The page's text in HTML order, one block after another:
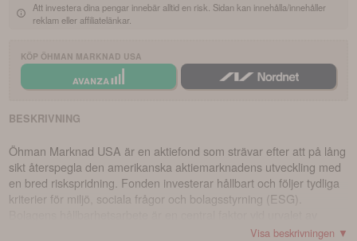
Att investera dina pengar innebär alltid en risk. Sidan kan innehålla/innehåller
reklam eller affiliatelänkar.
KÖP ÖHMAN MARKNAD USA
BESKRIVNING
Öhman Marknad USA är en aktiefond som strävar efter att på lång
sikt återspegla den amerikanska aktiemarknadens utveckling med
en bred riskspridning. Fonden investerar hållbart och följer tydliga
kriterier för miljö, sociala frågor och bolagsstyrning (ESG).
investeringar. Fonden främjar miljö- och sociala egenskaper enligt
Visa beskrivningen ▼